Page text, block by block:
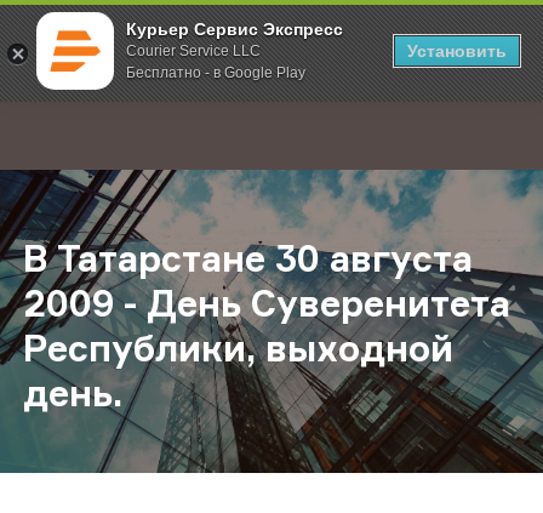
Курьер Сервис Экспресс
Courier Service LLC
Бесплатно - в Google Play
Установить
; Главная О компании Новости В Татарстане 30 августа 2009 -
В Татарстане 30 августа
2009 - День Суверенитета
Республики, выходной
день.